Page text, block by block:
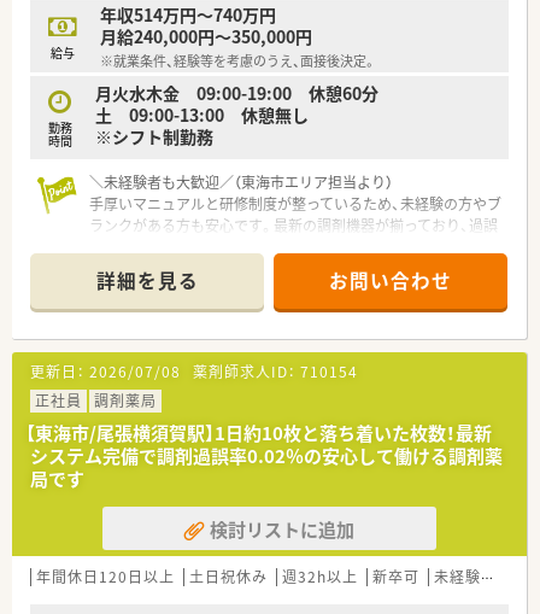
給与
年収514万円～740万円
月給240,000円～350,000円
※就業条件、経験等を考慮のうえ、面接後決定。
勤務
時間
月火水木金 09:00-19:00 休憩60分
土 09:00-13:00 休憩無し
※シフト制勤務
＼未経験者も大歓迎／（東海市エリア担当より）
手厚いマニュアルと研修制度が整っているため、未経験の方やブ
ランクがある方も安心です。最新の調剤機器が揃っており、過誤
【店舗情報と応需状況について】
■最寄り駅である聚楽園駅から車で5分ほどの場所に位置してお
り、マイカーでストレスなく快適に通勤できる店舗です。
■近隣にあるクリニックの医療機関から面対応で処方箋を応需
しており、じっくりと患者様に向き合える環境です。
■平日は19時まで、土曜日は13時までの開局となっており、無理
のないローテーションを組んで勤務ができます。
【募集背景と求める人物像について】
上のため、一緒に地域医療を支える正社員を募集しています。
■年齢は58歳位まで相談可能で、薬局長などの経験をお持ちの
管理職候補の方は特に優遇して採用中です。
■経験の有無に関わらず、周囲のスタッフと連携しながら患者様
詳細を見る お問い合わせ
更新日： 2026/07/08 薬剤師求人ID： 710154
正社員
調剤薬局
【東海市/尾張横須賀駅】1日約10枚と落ち着いた枚数！最新
システム完備で調剤過誤率0.02％の安心して働ける調剤薬
局です
検討リストに追加
年間休日120日以上 土日祝休み 週32h以上 新卒可 未経験可